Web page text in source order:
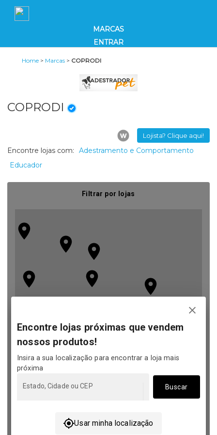
MARCAS
ENTRAR
Home > Marcas > COPRODI
COPRODI
Lojista? Clique aqui!
Encontre lojas com:
Adestramento e Comportamento
Educador